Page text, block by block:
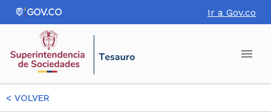
Ir a Gov.co
< VOLVER